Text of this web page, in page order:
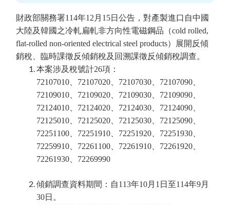
財政部關務署114年12月15日公告，對產製進口自中國
大陸及韓國之冷軋扁軋非方向性電磁鋼品（cold rolled,
flat-rolled non-oriented electrical steel products）展開反傾
銷稅、臨時課徵反傾銷稅及回溯課徵反傾銷稅調查。
本案涉及稅號計26項：
72107010、72107020、72107030、72107090、
72109010、72109020、72109030、72109090、
72124010、72124020、72124030、72124090、
72125010、72125020、72125030、72125090、
72251100、72251910、72251920、72251930、
72259910、72261100、72261910、72261920、
72261930、72269990
傾銷調查資料期間：自113年10月1日至114年9月
30日。